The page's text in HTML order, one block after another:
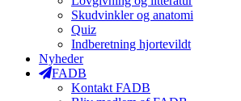
Skudvinkler og anatomi
Quiz
Indberetning hjortevildt
Nyheder
FADB
Kontakt FADB